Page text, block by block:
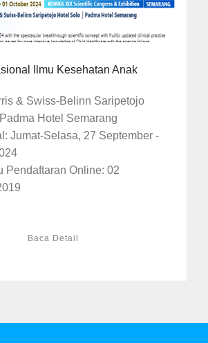
Ilmu Kesehatan Anak
& Swiss-Belinn Saripetojo
Hotel Semarang
Jumat-Selasa, 27 September -
Pendaftaran Online: 02
Baca Detail